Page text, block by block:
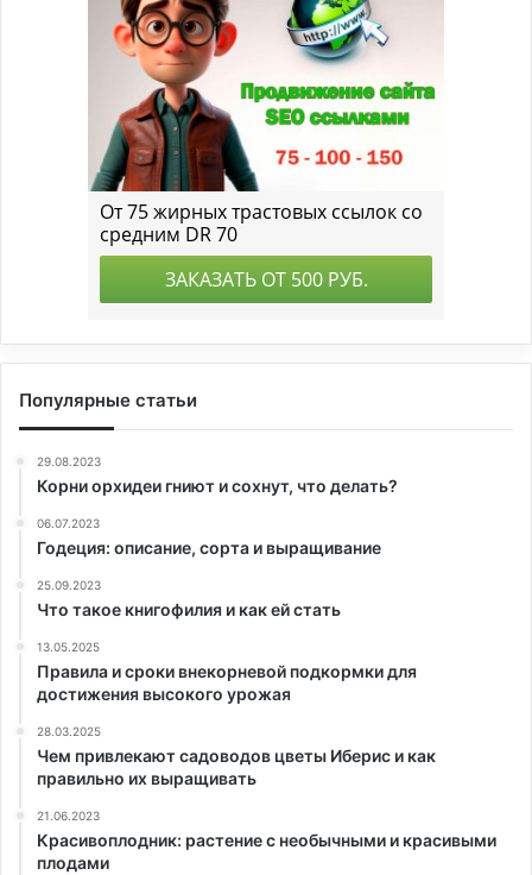
Популярные статьи
29.08.2023
Корни орхидеи гниют и сохнут, что делать?
06.07.2023
Годеция: описание, сорта и выращивание
25.09.2023
Что такое книгофилия и как ей стать
13.05.2025
Правила и сроки внекорневой подкормки для
достижения высокого урожая
28.03.2025
Чем привлекают садоводов цветы Иберис и как
правильно их выращивать
21.06.2023
Красивоплодник: растение с необычными и красивыми
плодами